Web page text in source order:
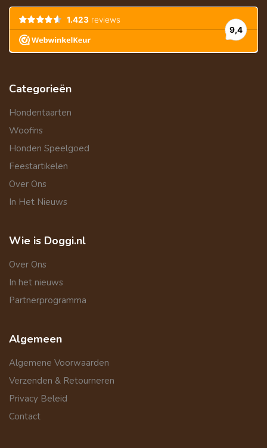
Categorieën
Hondentaarten
Woofins
Honden Speelgoed
Feestartikelen
Over Ons
In Het Nieuws
Wie is Doggi.nl
Over Ons
In het nieuws
Partnerprogramma
Algemeen
Algemene Voorwaarden
Verzenden & Retourneren
Privacy Beleid
Contact